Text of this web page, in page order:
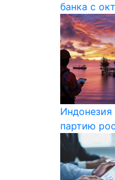
банка с
партию